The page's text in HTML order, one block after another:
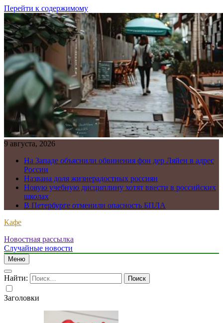
Перейти к содержимому
9 августа, 2026
На Западе объяснили обвинения фон дер Ляйен в адрес
России
Названа доля жизнерадостных россиян
Новую учебную дисциплину хотят ввести в российских
школах
В Петербурге отменили опасность БПЛА
Кафе
Новостная рассылка
Случайные новости
Меню
Найти:
Заголовки